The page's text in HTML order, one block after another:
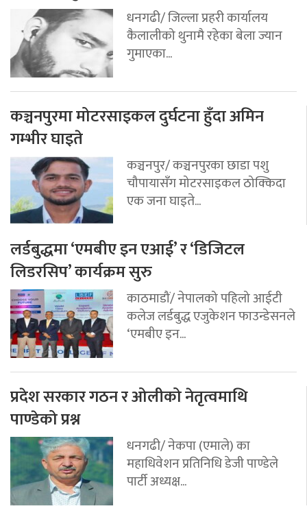
धनगढी/ जिल्ला प्रहरी कार्यालय
कैलालीको थुनामै रहेका बेला ज्यान
गुमाएका...
कञ्चनपुरमा मोटरसाइकल दुर्घटना हुँदा अमिन
गम्भीर घाइते
कञ्चनपुर/ कञ्चनपुरका छाडा पशु
चौपायासँग मोटरसाइकल ठोक्किदा
एक जना घाइते...
लर्डबुद्धमा ‘एमबीए इन एआई’ र ‘डिजिटल
लिडरसिप’ कार्यक्रम सुरु
काठमाडौं/ नेपालको पहिलो आईटी
कलेज लर्डबुद्ध एजुकेशन फाउन्डेसनले
‘एमबीए इन...
प्रदेश सरकार गठन र ओलीको नेतृत्वमाथि
पाण्डेको प्रश्न
धनगढी/ नेकपा (एमाले) का
महाधिवेशन प्रतिनिधि डेजी पाण्डेले
पार्टी अध्यक्ष...